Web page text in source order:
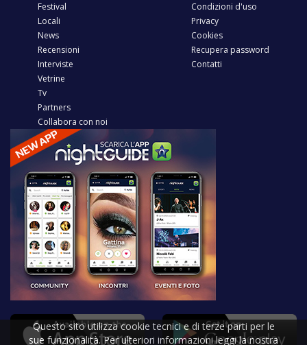
Festival
Locali
News
Recensioni
Interviste
Vetrine
Tv
Partners
Collabora con noi
Condizioni d'uso
Privacy
Cookies
Recupera password
Contatti
Questo sito utilizza cookie tecnici e di terze parti per le
sue funzionalità. Per ulteriori informazioni leggi la nostra